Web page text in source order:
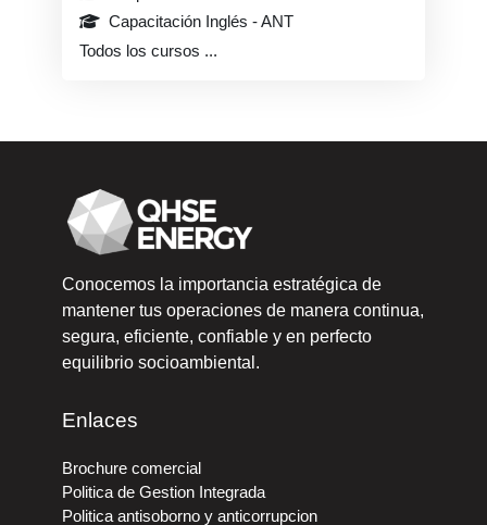
Capacitación Inglés - ANT
Todos los cursos ...
Conocemos la importancia estratégica de
mantener tus operaciones de manera continua,
segura, eficiente, confiable y en perfecto
equilibrio socioambiental.
Enlaces
Brochure comercial
Politica de Gestion Integrada
Politica antisoborno y anticorrupcion